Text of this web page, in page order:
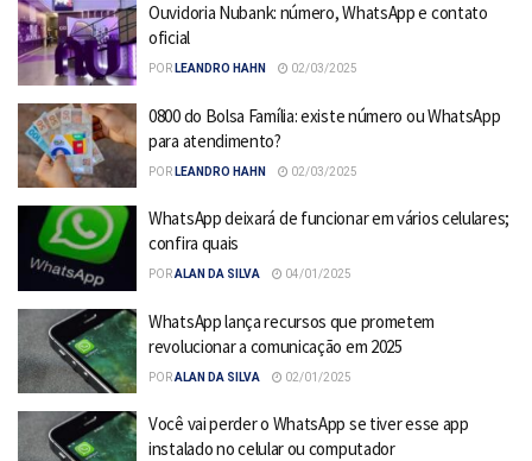
Ouvidoria Nubank: número, WhatsApp e contato
oficial
POR LEANDRO HAHN 02/03/2025
0800 do Bolsa Família: existe número ou WhatsApp
para atendimento?
POR LEANDRO HAHN 02/03/2025
WhatsApp deixará de funcionar em vários celulares;
confira quais
PORALAN DA SILVA 04/01/2025
WhatsApp lança recursos que prometem
revolucionar a comunicação em 2025
PORALAN DA SILVA 02/01/2025
Você vai perder o WhatsApp se tiver esse app
instalado no celular ou computador